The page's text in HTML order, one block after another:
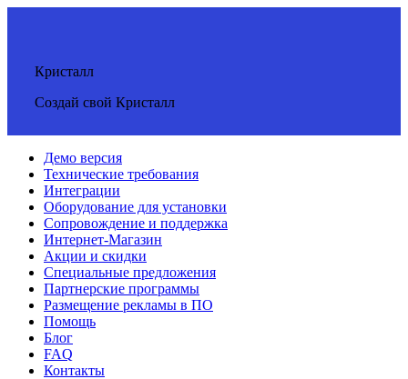
Кристалл
Создай свой Кристалл
Демо версия
Технические требования
Интеграции
Оборудование для установки
Сопровождение и поддержка
Интернет-Магазин
Акции и скидки
Специальные предложения
Партнерские программы
Размещение рекламы в ПО
Помощь
Блог
FAQ
Контакты